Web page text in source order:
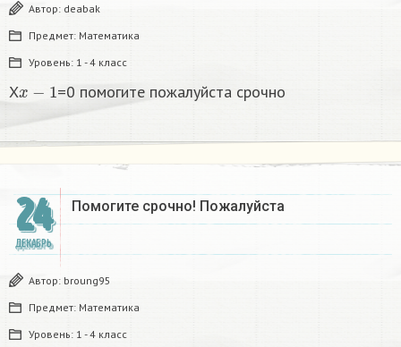
Автор: deabak
Предмет: Математика
Уровень: 1 - 4 класс
X =0 помогите пожалуйста срочно
24
ДЕКАБРЬ
Помогите срочно! Пожалуйста
Автор: broung95
Предмет: Математика
Уровень: 1 - 4 класс